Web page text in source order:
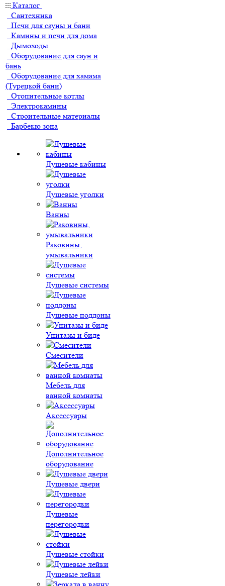
Каталог
Сантехника
Печи для сауны и бани
Камины и печи для дома
Дымоходы
Оборудование для саун и
бань
Оборудование для хамама
(Турецкой бани)
Отопительные котлы
Электрокамины
Строительные материалы
Барбекю зона
Душевые кабины
Душевые уголки
Ванны
Раковины,
умывальники
Душевые системы
Душевые поддоны
Унитазы и биде
Смесители
Мебель для
ванной комнаты
Аксессуары
Дополнительное
оборудование
Душевые двери
Душевые
перегородки
Душевые стойки
Душевые лейки